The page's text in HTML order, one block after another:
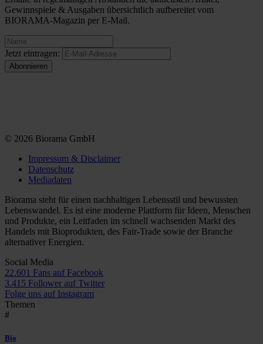
Gewinnspiele & Ausgaben übersichtlich aufbereitet vom
BIORAMA-Magazin per E-Mail.
Jetzt eintragen:
© 2026 Biorama GmbH
Impressum & Disclaimer
Datenschutz
Mediadaten
Biorama steht für einen nachhaltigen Lebensstil und bewussten
Lebenswandel. Es ist eine moderne Plattform für Ideen, Menschen
und Produkte, ein Leitfaden im schnell wachsenden Markt des
Handels mit Bioprodukten, des Fair-Trade sowie der Branche
alternativer Energien.
Social Media
22.601 Fans auf Facebook
3.415 Follower auf Twitter
Folge uns auf Instagram
Themen
#
Bio